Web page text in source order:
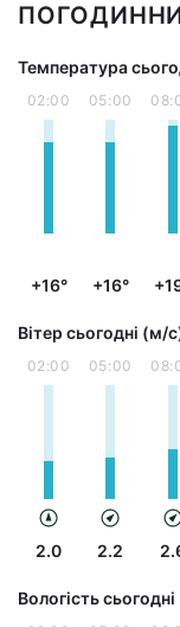
Температура
02:00
+16°
05:00
+16°
Вітер сьогодні (м/
02:00
2.0
05:00
2.2
Вологість сьогодні